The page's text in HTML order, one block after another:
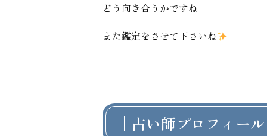
どう向き合うかですね
また鑑定をさせて下さいね
占い師プロフィール